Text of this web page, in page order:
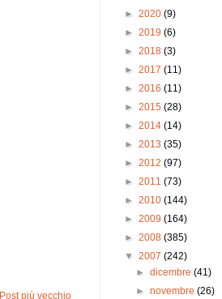
Post più vecchio
► 2020 (9)
► 2019 (6)
► 2018 (3)
► 2017 (11)
► 2016 (11)
► 2015 (28)
► 2014 (14)
► 2013 (35)
► 2012 (97)
► 2011 (73)
► 2010 (144)
► 2009 (164)
► 2008 (385)
▼ 2007 (242)
►dicembre(41)
►novembre(26)